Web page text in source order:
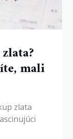
mali
zlata